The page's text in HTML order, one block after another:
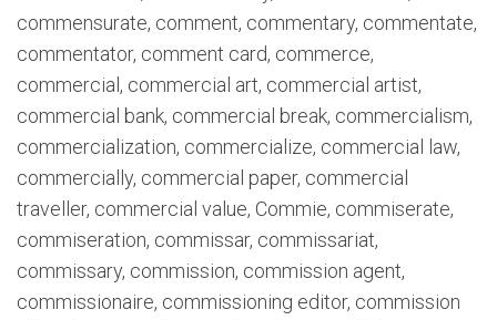
commensurate, comment, commentary, commentate,
commentator, comment card, commerce,
commercial, commercial art, commercial artist,
commercial bank, commercial break, commercialism,
commercialization, commercialize, commercial law,
commercially, commercial paper, commercial
traveller, commercial value, Commie, commiserate,
commiseration, commissar, commissariat,
commissary, commission, commission agent,
commissionaire, commissioning editor, commission